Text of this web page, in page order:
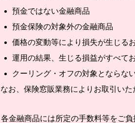
預金ではない金融商品
預金保険の対象外の金融商品
価格の変動等により損失が生じる
運用の結果、生じる損益がすべて
クーリング・オフの対象とならな
なお、保険窓販業務によりお取引い
各金融商品には所定の手数料等をご